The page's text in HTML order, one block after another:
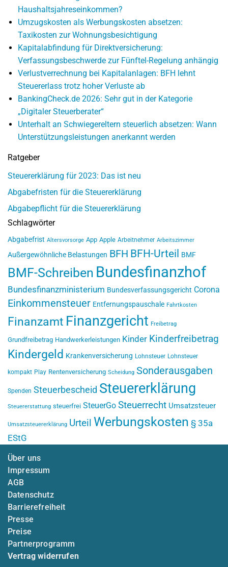
Haushaltsjahreseinkommen?
Umzugskosten als Werbungskosten absetzen:
Taxikosten zur Wohnungsbesichtigung
Kapitalabfindung für Direktversicherung:
Verfassungsbeschwerde zur Fünftel-Regelung anhängig
Verlustverrechnung bei Kapitalanlagen: BFH lehnt
Steuererlass trotz hoher Verluste ab
BankingCheck.de 2026: Sehr gut in der Kategorie
„Digitaler Steuerberater“
Unterhalt an Schwiegereltern steuerlich absetzen: Wann
Unterstützungsleistungen anerkannt werden
Ratgeber
Steuererklärung für 2023: Das ist neu
Abgabefristen für die Steuererklärung
Abgabepflicht für die Steuererklärung
Schlagwörter
Abgabefrist Altersvorsorge App Apple Arbeitnehmer Arbeitszimmer
Außergewöhnliche Belastungen BFH BFH-Urteil BMF
BMF-Schreiben Bundesfinanzhof
Bundesfinanzministerium Bundesverfassungsgericht Corona
Einkommensteuer Entfernungspauschale Fahrtkosten
Finanzamt Finanzgericht Freibetrag
Grundfreibetrag Handwerkerleistungen Kinder Kinderfreibetrag
Kindergeld Krankenversicherung Lohnsteuer Lohnsteuer
kompakt Play Rentenversicherung Scheidung Sonderausgaben
Spenden Steuerbescheid Steuererklärung
Steuererstattung steuerfrei SteuerGo Steuerrecht Umsatzsteuer
Umsatzsteuererklärung Urteil Werbungskosten § 35a
EStG
Über uns
Impressum
AGB
Datenschutz
Barrierefreiheit
Presse
Preise
Partnerprogramm
Vertrag widerrufen